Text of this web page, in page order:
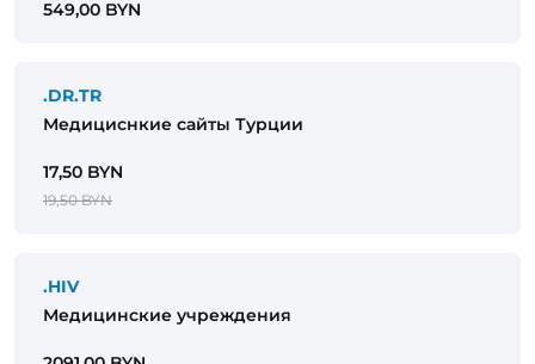
549,00 BYN
.DR.TR
Медициснкие сайты Турции
17,50 BYN
19,50 BYN
.HIV
Медицинские учреждения